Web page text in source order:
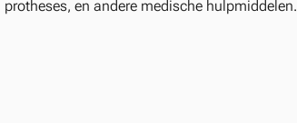
protheses, en andere medische hulpmiddelen.